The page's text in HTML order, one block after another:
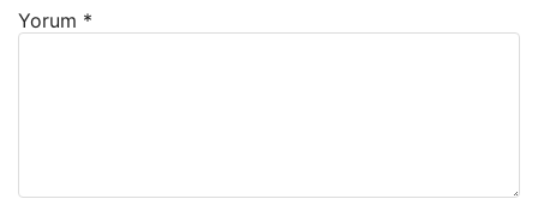
Yorum *